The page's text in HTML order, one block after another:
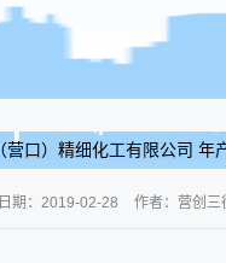
管理层
历史沿革
营口）精细化工有限公司 年
期： 2019-02-28 作者： 营创三